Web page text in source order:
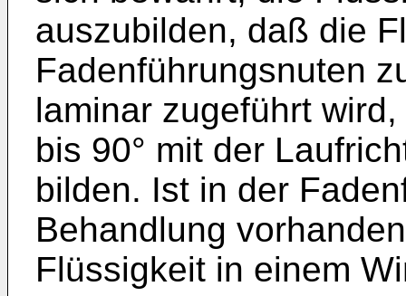
auszubilden, daß die
Fadenführungsnuten
laminar zugeführt
bis 90° mit der
bilden. Ist in der
Behandlung
Flüssigkeit in einem